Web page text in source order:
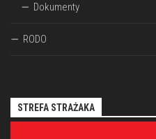
Dokumenty
RODO
STREFA STRAŻAKA